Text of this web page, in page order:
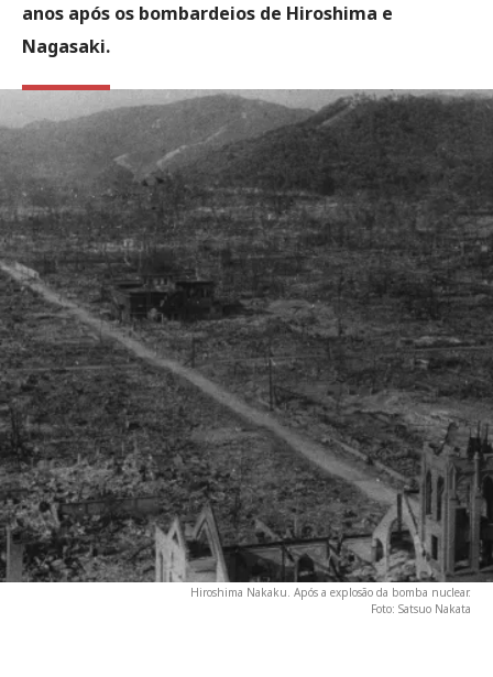
anos após os bombardeios de Hiroshima e
Nagasaki.
Hiroshima Nakaku. Após a explosão da bomba nuclear.
Foto: Satsuo Nakata